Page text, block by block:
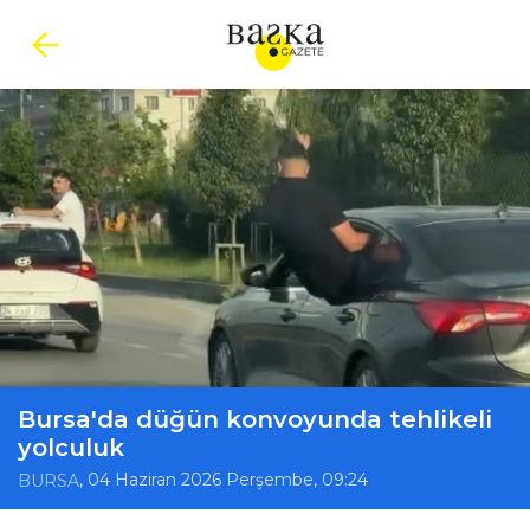
Bursa'da düğün konvoyunda tehlikeli
yolculuk
BURSA, 04 Haziran 2026 Perşembe, 09:24